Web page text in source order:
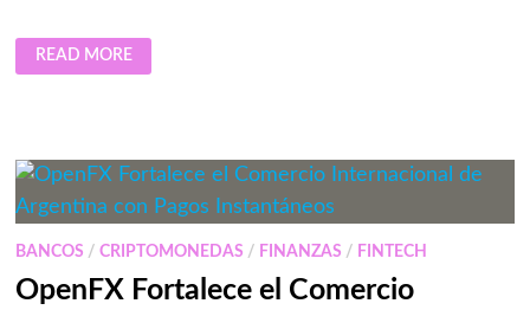
ARGENTINA
Y
MÉXICO
BYD
CADA
PARA
2027
READ MORE
BANCOS / CRIPTOMONEDAS / FINANZAS / FINTECH
OpenFX Fortalece el Comercio